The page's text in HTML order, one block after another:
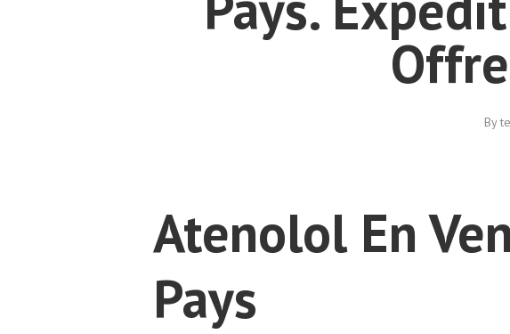
By
Atenolol En
Pays